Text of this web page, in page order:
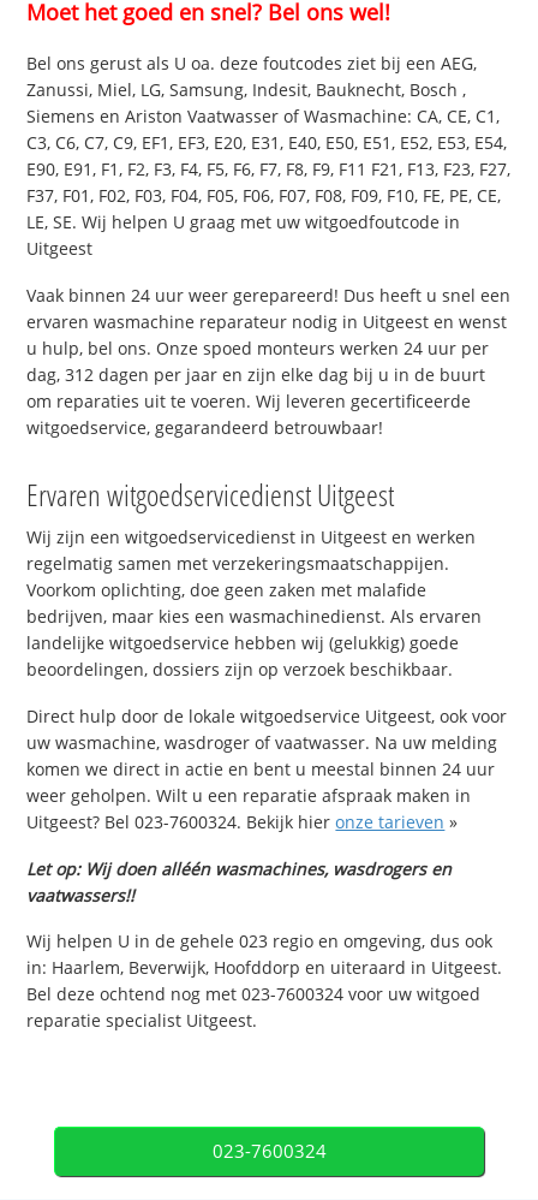
Moet het goed en snel? Bel ons wel!
Bel ons gerust als U oa. deze foutcodes ziet bij een AEG,
Zanussi, Miel, LG, Samsung, Indesit, Bauknecht, Bosch ,
Siemens en Ariston Vaatwasser of Wasmachine: CA, CE, C1,
C3, C6, C7, C9, EF1, EF3, E20, E31, E40, E50, E51, E52, E53, E54,
E90, E91, F1, F2, F3, F4, F5, F6, F7, F8, F9, F11 F21, F13, F23, F27,
F37, F01, F02, F03, F04, F05, F06, F07, F08, F09, F10, FE, PE, CE,
LE, SE. Wij helpen U graag met uw witgoedfoutcode in
Uitgeest
Vaak binnen 24 uur weer gerepareerd! Dus heeft u snel een
ervaren wasmachine reparateur nodig in Uitgeest en wenst
u hulp, bel ons. Onze spoed monteurs werken 24 uur per
dag, 312 dagen per jaar en zijn elke dag bij u in de buurt
om reparaties uit te voeren. Wij leveren gecertificeerde
witgoedservice, gegarandeerd betrouwbaar!
Ervaren witgoedservicedienst Uitgeest
Wij zijn een witgoedservicedienst in Uitgeest en werken
regelmatig samen met verzekeringsmaatschappijen.
Voorkom oplichting, doe geen zaken met malafide
bedrijven, maar kies een wasmachinedienst. Als ervaren
landelijke witgoedservice hebben wij (gelukkig) goede
beoordelingen, dossiers zijn op verzoek beschikbaar.
Direct hulp door de lokale witgoedservice Uitgeest, ook voor
uw wasmachine, wasdroger of vaatwasser. Na uw melding
komen we direct in actie en bent u meestal binnen 24 uur
weer geholpen. Wilt u een reparatie afspraak maken in
Uitgeest? Bel 023-7600324. Bekijk hieronze tarieven »
Let op: Wij doen alléén wasmachines, wasdrogers en
vaatwassers!!
Wij helpen U in de gehele 023 regio en omgeving, dus ook
in: Haarlem, Beverwijk, Hoofddorp en uiteraard in Uitgeest.
Bel deze ochtend nog met 023-7600324 voor uw witgoed
reparatie specialist Uitgeest.
023-7600324